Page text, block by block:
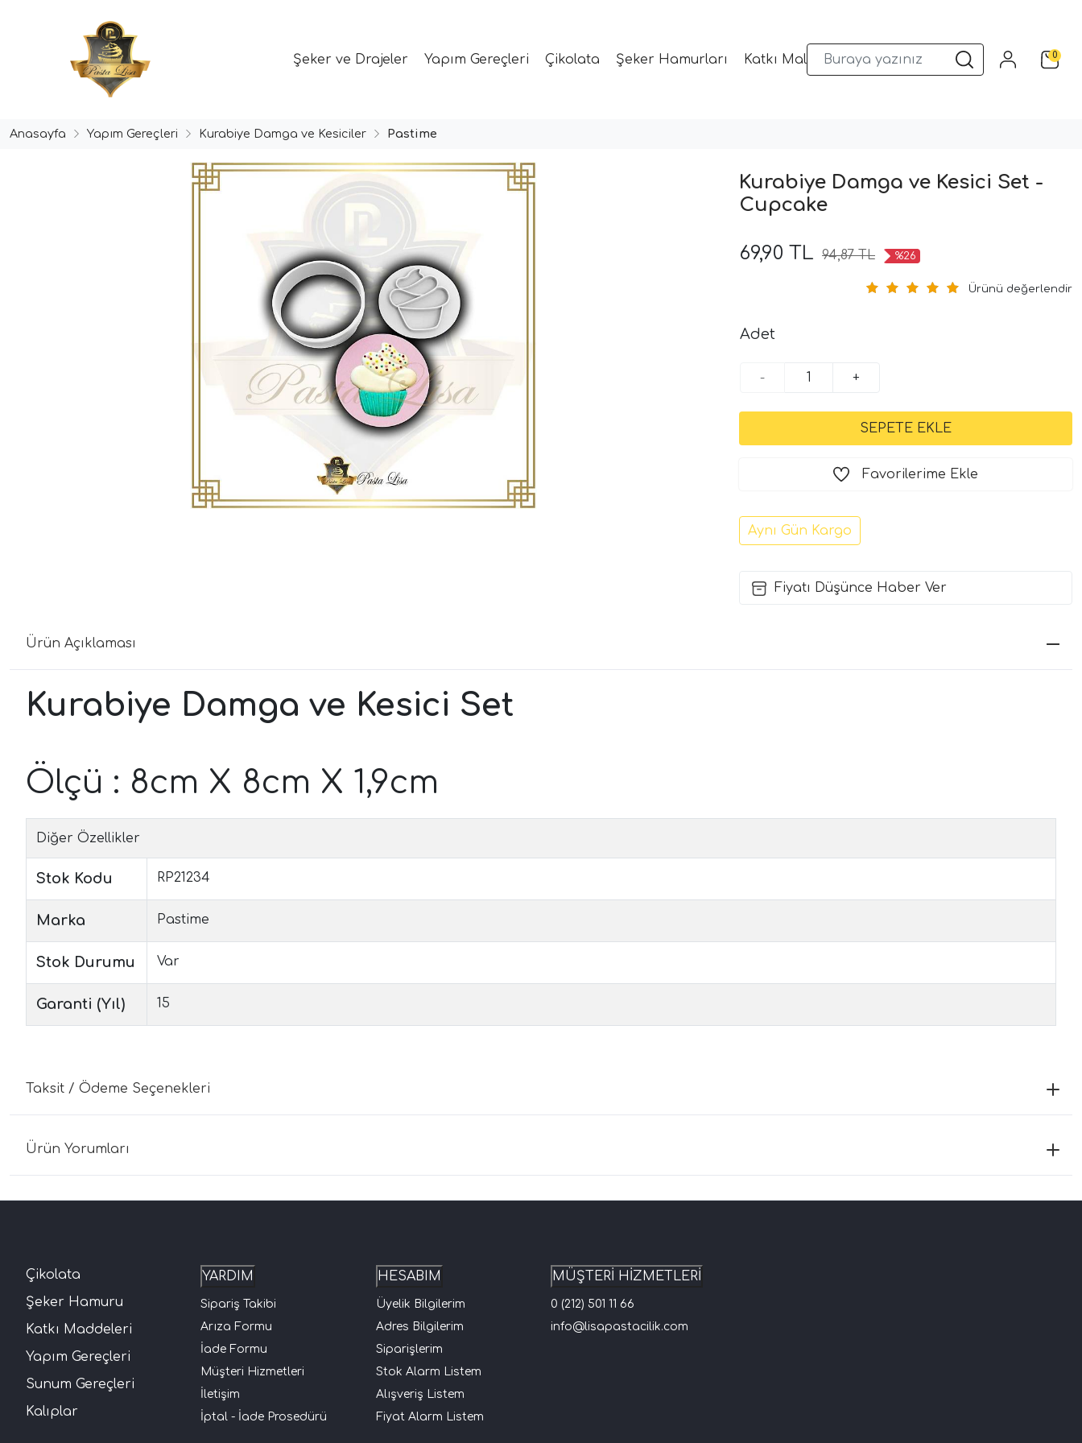
Şeker ve Drajeler Yapım Gereçleri Çikolata Şeker Hamurları Katkı Malzemeleri Sunum Gereçleri Kalıplar0
Anasayfa Yapım Gereçleri Kurabiye Damga ve Kesiciler Pastime
Kurabiye Damga ve Kesici Set -
Cupcake
69,90 TL 94,87 TL %26
Ürünü değerlendir
Adet
- +
Favorilerime Ekle
Aynı Gün Kargo
Fiyatı Düşünce Haber Ver
Ürün Açıklaması
Kurabiye Damga ve Kesici Set
Ölçü : 8cm X 8cm X 1,9cm
Diğer Özellikler
Stok Kodu RP21234
Marka Pastime
Stok Durumu Var
Garanti (Yıl) 15
Taksit / Ödeme Seçenekleri
Ürün Yorumları
Çikolata
Şeker Hamuru
Katkı Maddeleri
Yapım Gereçleri
Sunum Gereçleri
Kalıplar
YARDIM
Sipariş Takibi
Arıza Formu
İade Formu
Müşteri Hizmetleri
İletişim
İptal - İade Prosedürü
HESABIM
Üyelik Bilgilerim
Adres Bilgilerim
Siparişlerim
Stok Alarm Listem
Alışveriş Listem
Fiyat Alarm Listem
MÜŞTERİ HİZMETLERİ
0 (212) 501 11 66
info@lisapastacilik.com